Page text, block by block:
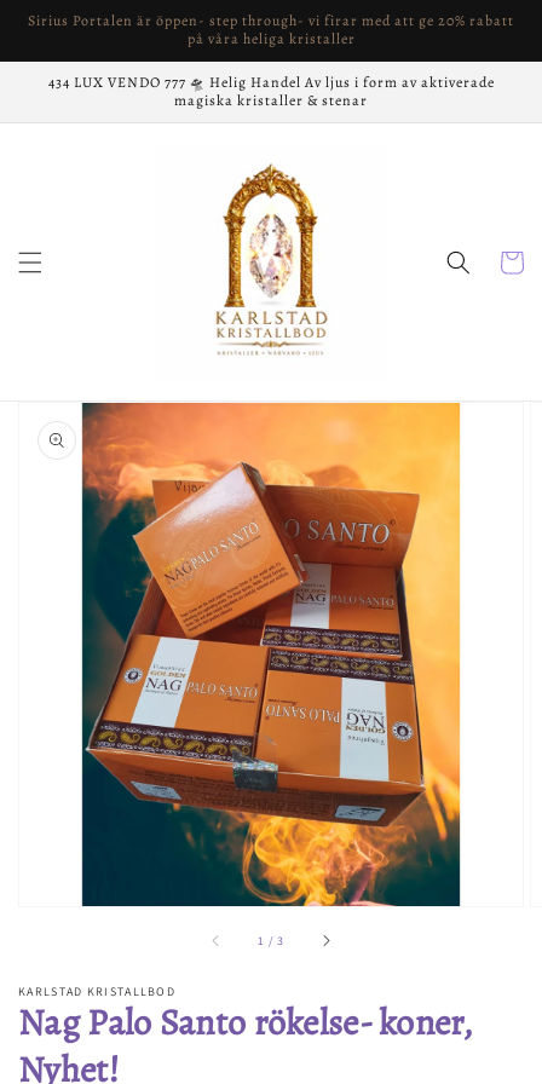
vidare
innehåll
Sirius Portalen är öppen- step through- vi firar med att ge 20% rabatt
på våra heliga kristaller
434 LUX VENDO 777 🛸 Helig Handel Av ljus i form av aktiverade
magiska kristaller & stenar
vidare till
Öppna
media
1
i
gallerivyn
1 /av
3
KARLSTAD KRISTALLBOD
Nag Palo Santo rökelse- koner,
Nyhet!